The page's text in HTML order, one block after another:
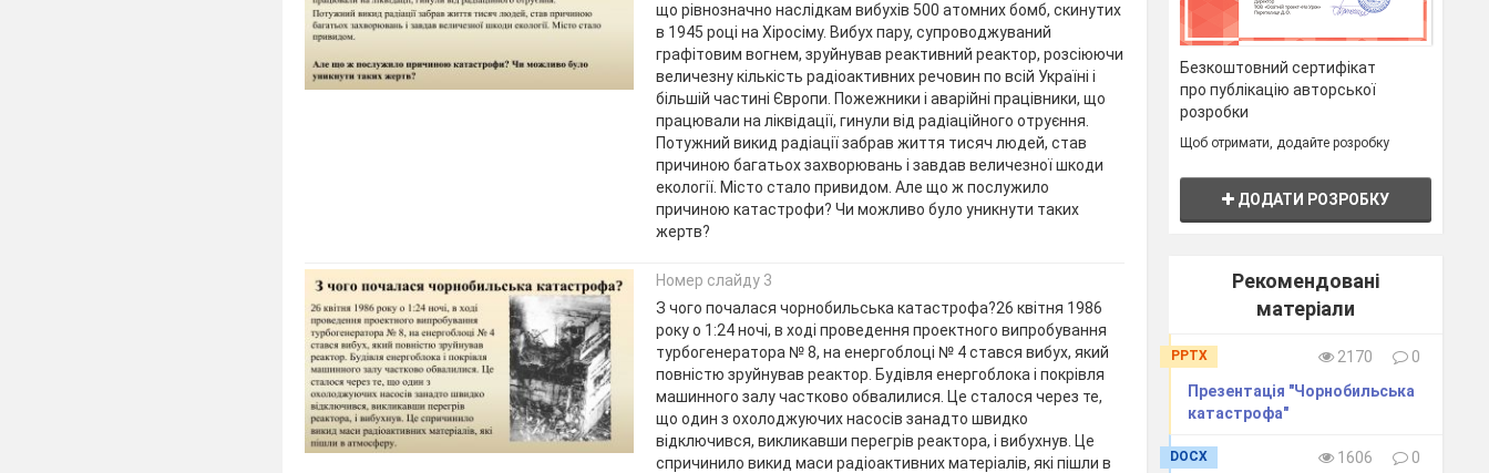
що рівнозначно наслідкам вибухів 500 атомних бомб, скинутих
в 1945 році на Хіросіму. Вибух пару, супроводжуваний
графітовим вогнем, зруйнував реактивний реактор, розсіюючи
величезну кількість радіоактивних речовин по всій Україні і
більшій частині Європи. Пожежники і аварійні працівники, що
працювали на ліквідації, гинули від радіаційного отруєння.
Потужний викид радіації забрав життя тисяч людей, став
причиною багатьох захворювань і завдав величезної шкоди
екології. Місто стало привидом. Але що ж послужило
причиною катастрофи? Чи можливо було уникнути таких
жертв?
Номер слайду 3
З чого почалася чорнобильська катастрофа?26 квітня 1986
року о 1:24 ночі, в ході проведення проектного випробування
турбогенератора № 8, на енергоблоці № 4 стався вибух, який
повністю зруйнував реактор. Будівля енергоблока і покрівля
машинного залу частково обвалилися. Це сталося через те,
що один з охолоджуючих насосів занадто швидко
відключився, викликавши перегрів реактора, і вибухнув. Це
спричинило викид маси радіоактивних матеріалів, які пішли в
Безкоштовний сертифікат
про публікацію авторської
розробки
Щоб отримати, додайте розробку
ДОДАТИ РОЗРОБКУ
Рекомендовані
матеріали
PPTX 2170
0
Презентація "Чорнобильська
катастрофа"
DOCX 1606
0